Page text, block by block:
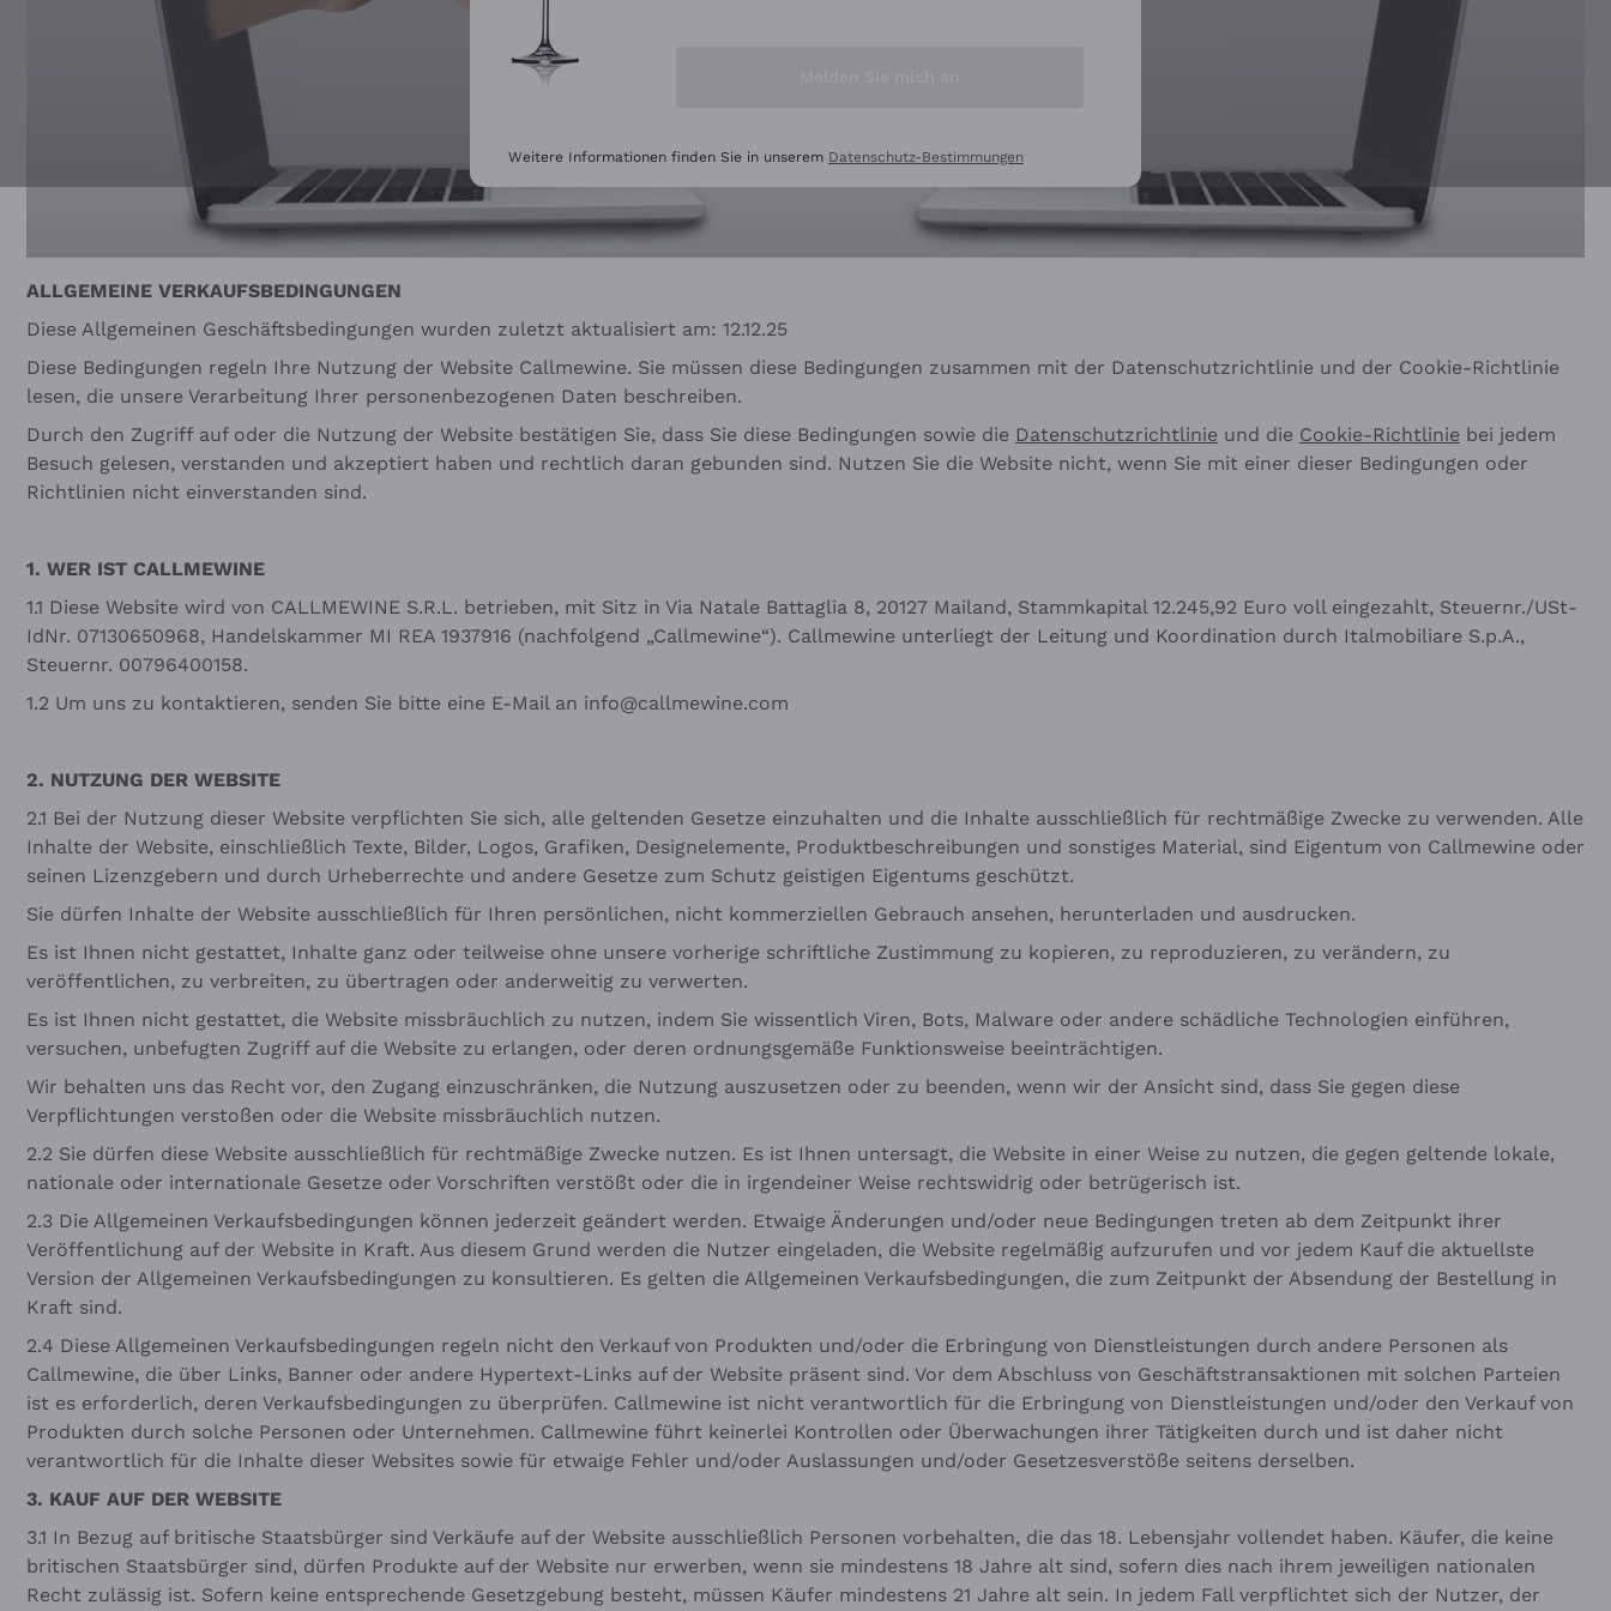
ALLGEMEINE VERKAUFSBEDINGUNGEN
Diese Allgemeinen Geschäftsbedingungen wurden zuletzt aktualisiert am: 12.12.25
Diese Bedingungen regeln Ihre Nutzung der Website Callmewine. Sie müssen diese Bedingungen zusammen mit der Datenschutzrichtlinie und der Cookie-Richtlinie
lesen, die unsere Verarbeitung Ihrer personenbezogenen Daten beschreiben.
Durch den Zugriff auf oder die Nutzung der Website bestätigen Sie, dass Sie diese Bedingungen sowie die Datenschutzrichtlinie und die Cookie-Richtlinie bei jedem
Besuch gelesen, verstanden und akzeptiert haben und rechtlich daran gebunden sind. Nutzen Sie die Website nicht, wenn Sie mit einer dieser Bedingungen oder
Richtlinien nicht einverstanden sind.
1. WER IST CALLMEWINE
1.1 Diese Website wird von CALLMEWINE S.R.L. betrieben, mit Sitz in Via Natale Battaglia 8, 20127 Mailand, Stammkapital 12.245,92 Euro voll eingezahlt, Steuernr./USt-
IdNr. 07130650968, Handelskammer MI REA 1937916 (nachfolgend „Callmewine“). Callmewine unterliegt der Leitung und Koordination durch Italmobiliare S.p.A.,
Steuernr. 00796400158.
1.2 Um uns zu kontaktieren, senden Sie bitte eine E-Mail an info@callmewine.com
2. NUTZUNG DER WEBSITE
2.1 Bei der Nutzung dieser Website verpflichten Sie sich, alle geltenden Gesetze einzuhalten und die Inhalte ausschließlich für rechtmäßige Zwecke zu verwenden. Alle
Inhalte der Website, einschließlich Texte, Bilder, Logos, Grafiken, Designelemente, Produktbeschreibungen und sonstiges Material, sind Eigentum von Callmewine oder
seinen Lizenzgebern und durch Urheberrechte und andere Gesetze zum Schutz geistigen Eigentums geschützt.
Sie dürfen Inhalte der Website ausschließlich für Ihren persönlichen, nicht kommerziellen Gebrauch ansehen, herunterladen und ausdrucken.
Es ist Ihnen nicht gestattet, Inhalte ganz oder teilweise ohne unsere vorherige schriftliche Zustimmung zu kopieren, zu reproduzieren, zu verändern, zu
veröffentlichen, zu verbreiten, zu übertragen oder anderweitig zu verwerten.
Es ist Ihnen nicht gestattet, die Website missbräuchlich zu nutzen, indem Sie wissentlich Viren, Bots, Malware oder andere schädliche Technologien einführen,
versuchen, unbefugten Zugriff auf die Website zu erlangen, oder deren ordnungsgemäße Funktionsweise beeinträchtigen.
Wir behalten uns das Recht vor, den Zugang einzuschränken, die Nutzung auszusetzen oder zu beenden, wenn wir der Ansicht sind, dass Sie gegen diese
Verpflichtungen verstoßen oder die Website missbräuchlich nutzen.
2.2 Sie dürfen diese Website ausschließlich für rechtmäßige Zwecke nutzen. Es ist Ihnen untersagt, die Website in einer Weise zu nutzen, die gegen geltende lokale,
nationale oder internationale Gesetze oder Vorschriften verstößt oder die in irgendeiner Weise rechtswidrig oder betrügerisch ist.
2.3 Die Allgemeinen Verkaufsbedingungen können jederzeit geändert werden. Etwaige Änderungen und/oder neue Bedingungen treten ab dem Zeitpunkt ihrer
Veröffentlichung auf der Website in Kraft. Aus diesem Grund werden die Nutzer eingeladen, die Website regelmäßig aufzurufen und vor jedem Kauf die aktuellste
Version der Allgemeinen Verkaufsbedingungen zu konsultieren. Es gelten die Allgemeinen Verkaufsbedingungen, die zum Zeitpunkt der Absendung der Bestellung in
Kraft sind.
2.4 Diese Allgemeinen Verkaufsbedingungen regeln nicht den Verkauf von Produkten und/oder die Erbringung von Dienstleistungen durch andere Personen als
Callmewine, die über Links, Banner oder andere Hypertext-Links auf der Website präsent sind. Vor dem Abschluss von Geschäftstransaktionen mit solchen Parteien
ist es erforderlich, deren Verkaufsbedingungen zu überprüfen. Callmewine ist nicht verantwortlich für die Erbringung von Dienstleistungen und/oder den Verkauf von
Produkten durch solche Personen oder Unternehmen. Callmewine führt keinerlei Kontrollen oder Überwachungen ihrer Tätigkeiten durch und ist daher nicht
verantwortlich für die Inhalte dieser Websites sowie für etwaige Fehler und/oder Auslassungen und/oder Gesetzesverstöße seitens derselben.
3. KAUF AUF DER WEBSITE
3.1 In Bezug auf britische Staatsbürger sind Verkäufe auf der Website ausschließlich Personen vorbehalten, die das 18. Lebensjahr vollendet haben. Käufer, die keine
britischen Staatsbürger sind, dürfen Produkte auf der Website nur erwerben, wenn sie mindestens 18 Jahre alt sind, sofern dies nach ihrem jeweiligen nationalen
Recht zulässig ist. Sofern keine entsprechende Gesetzgebung besteht, müssen Käufer mindestens 21 Jahre alt sein. In jedem Fall verpflichtet sich der Nutzer, der
Weitere Informationen finden Sie in unserem Datenschutz-Bestimmungen